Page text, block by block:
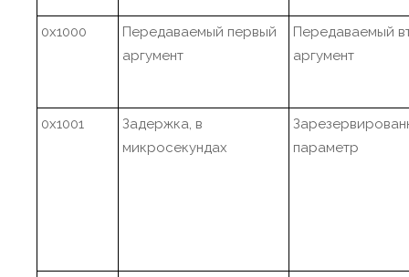
0x1000
Передаваемый первый
аргумент
Передаваемый
аргумент
0x1001
Задержка, в
микросекундах
параметр